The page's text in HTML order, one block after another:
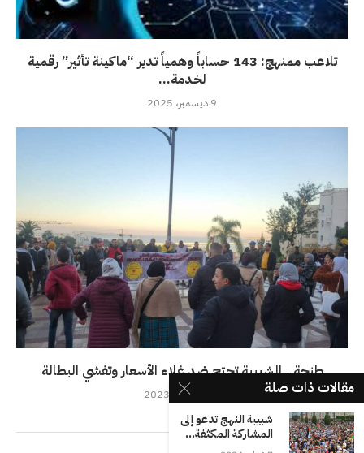
تلاعب ممنهج: 143 حساباً وهمياً تدير “ماكينة تأثير” رقمية
لخدمة...
9 ديسمبر، 2025
طنجة.. الشبيبة تحتج ضد غلاء الأسعار وتفشي البطالة
مقالات ذات صلة
شبيبة النهج تدعو إلى
المشاركة المكثفة...